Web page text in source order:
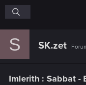
S SK.zet
Imlerith : Sabbat -